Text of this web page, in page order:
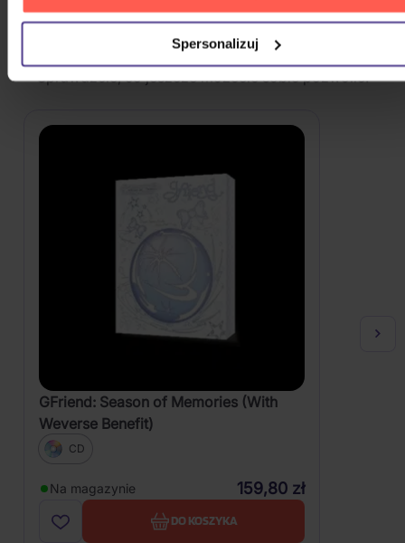
Spersonalizuj
WIĘCEJ OD GFRIEND
Że ten głos przypadł wam do gustu? Nie dziwimy się.
Sprawdźcie, co jeszcze możecie sobie pozwolić.
GFriend: Season of Memories (With
Weverse Benefit)
CD
Na magazynie 159,80 zł
DO KOSZYKA